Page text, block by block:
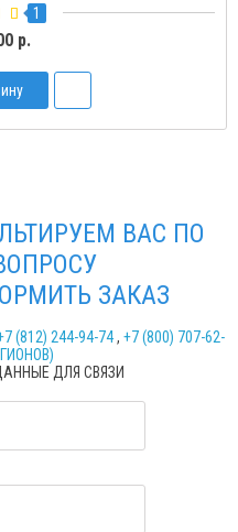
1
р.
ВАС ПО
ЗАКАЗ
(812) 244-94-74, +7 (800) 707-62-
ДЛЯ СВЯЗИ